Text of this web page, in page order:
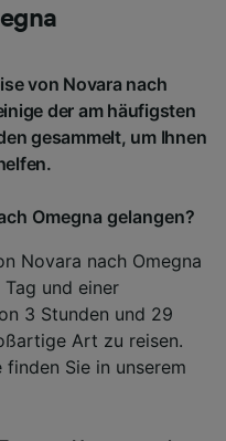
von Novara nach
der am häufigsten
gesammelt, um Ihnen
Omegna gelangen?
Novara nach Omegna
und einer
3 Stunden und 29
Art zu reisen.
Sie in unserem